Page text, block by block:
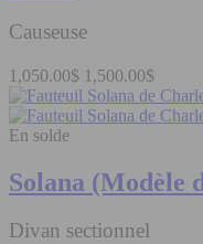
Causeuse
1,050.00$ 1,500.00$
En solde
Solana (Modèle
Divan sectionnel